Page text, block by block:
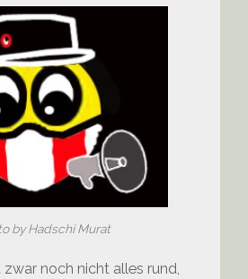
by Hadschi Murat
noch nicht alles rund,